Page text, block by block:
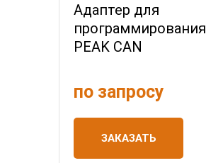
Адаптер для
программирования
PEAK CAN
по запросу
ЗАКАЗАТЬ